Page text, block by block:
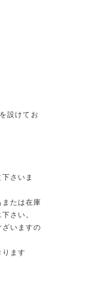
設けてお
さいま
たは在庫
さい。
いますの
ます